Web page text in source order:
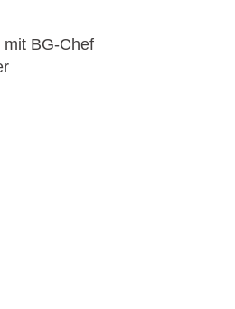
BG-Chef